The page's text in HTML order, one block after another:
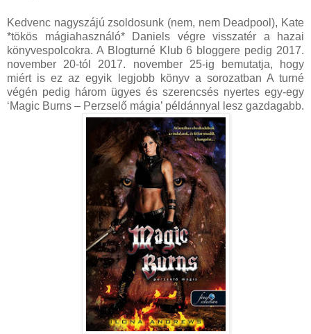
Kedvenc nagyszájú zsoldosunk (nem, nem Deadpool), Kate
*tökös mágiahasználó* Daniels végre visszatér a hazai
könyvespolcokra. A Blogturné Klub 6 bloggere pedig 2017.
november 20-tól 2017. november 25-ig bemutatja, hogy
miért is ez az egyik legjobb könyv a sorozatban A turné
végén pedig három ügyes és szerencsés nyertes egy-egy
‘Magic Burns – Perzselő mágia’ példánnyal lesz gazdagabb.